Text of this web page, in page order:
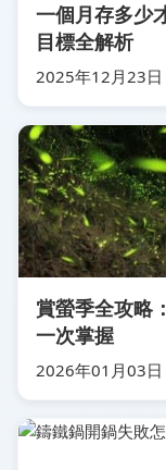
一個月存多少
目標全解析
2025年12月23日
賞螢季全攻略
一次掌握
2026年01月03日